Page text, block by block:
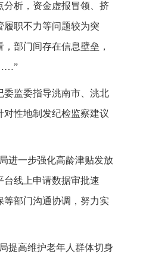
分析，资金虚报冒领、挤
履职不力等问题较为突
部门间存在信息壁垒，
委监委指导洮南市、洮北
对性地制发纪检监察建议
进一步强化高龄津贴发放
台线上申请数据审批速
等部门沟通协调，努力实
提高维护老年人群体切身